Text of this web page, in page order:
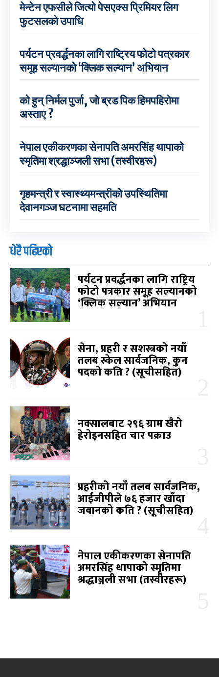
मेन्टेन एफसीले जित्यो पेसएक्स प्रिमियर लिग
फुटसलको उपाधि
पर्यटन प्रवर्द्धनका लागि राष्ट्रिय फोटो पत्रकार
समूह सल्यानको ‘क्लिक सल्यान’ अभियान
को हुन् निर्मल पुर्जा, जो ब्रड पिक हिमपहिरोमा
अस्ताए ?
नेपाल एकीकरणका सेनापति अमरसिंह थापाको
स्मृतिमा श्रद्धाञ्जली सभा (तस्वीरहरू)
गृहमन्त्री र स्वास्थ्यमन्त्रीको उपस्थितिमा
देवानगञ्ज घटनामा सहमति
धेरै पढिएको
पर्यटन प्रवर्द्धनका लागि राष्ट्रिय
फोटो पत्रकार समूह सल्यानको
‘क्लिक सल्यान’ अभियान
सेना, प्रहरी र सशस्त्रको नयाँ
तलब स्केल सार्वजनिक, कुन
पदको कति ? (सूचीसहित)
नक्सालबाट २९६ ग्राम खैरो
हेरोइनसहित चार पक्राउ
प्रहरीको नयाँ तलब सार्वजनिक,
आईजीपीले ७६ हजार खाँदा
जवानको कति ? (सूचीसहित)
नेपाल एकीकरणका सेनापति
अमरसिंह थापाको स्मृतिमा
श्रद्धाञ्जली सभा (तस्वीरहरू)